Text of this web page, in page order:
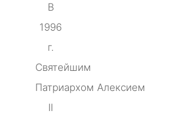
В
1996
г.
Святейшим
Патриархом Алексием
II